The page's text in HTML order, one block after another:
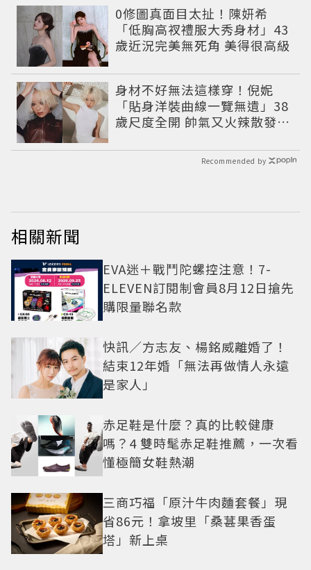
0修圖真面目太扯！陳妍希
「低胸高衩禮服大秀身材」43
歲近況完美無死角 美得很高級
身材不好無法這樣穿！倪妮
「貼身洋裝曲線一覽無遺」38
歲尺度全開 帥氣又火辣散發獨
Recommended by
相關新聞
EVA迷＋戰鬥陀螺控注意！7-
ELEVEN訂閱制會員8月12日搶先
購限量聯名款
快訊／方志友、楊銘威離婚了！
結束12年婚「無法再做情人永遠
是家人」
赤足鞋是什麼？真的比較健康
嗎？4 雙時髦赤足鞋推薦，一次看
懂極簡女鞋熱潮
三商巧福「原汁牛肉麵套餐」現
省86元！拿坡里「桑葚果香蛋
塔」新上桌